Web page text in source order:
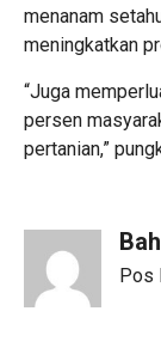
menanam
meningkatkan
“Juga
persen
pertanian,”
Pos